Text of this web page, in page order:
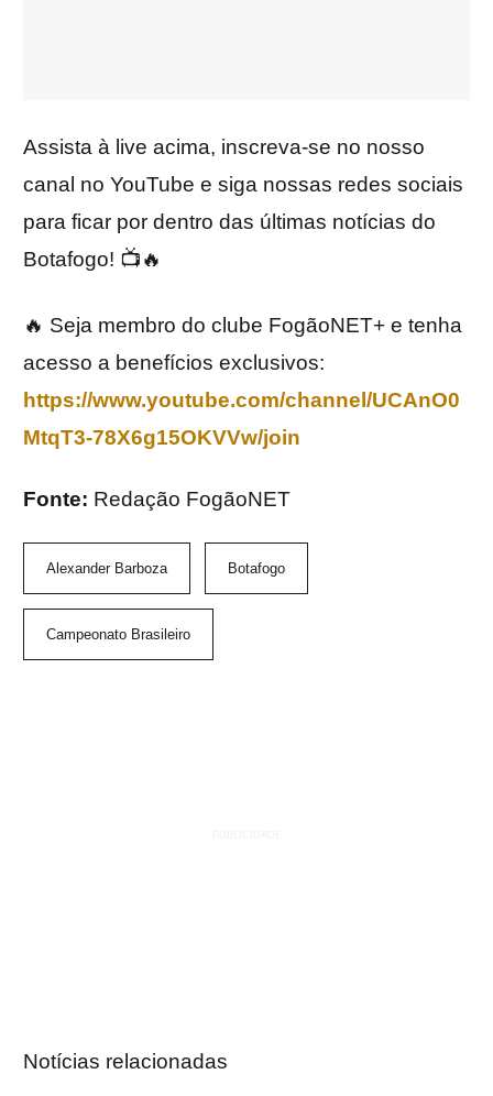
Assista à live acima, inscreva-se no nosso
canal no YouTube e siga nossas redes sociais
para ficar por dentro das últimas notícias do
Botafogo! 📺🔥
🔥 Seja membro do clube FogãoNET+ e tenha
acesso a benefícios exclusivos:
https://www.youtube.com/channel/UCAnO0
MtqT3-78X6g15OKVVw/join
Fonte: Redação FogãoNET
Alexander Barboza Botafogo
Campeonato Brasileiro
Notícias relacionadas